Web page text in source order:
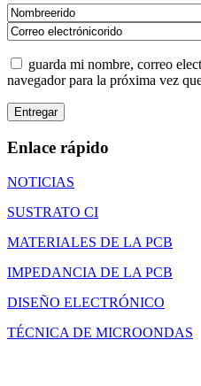
guarda mi nombre, correo
navegador para la próxima vez
Enlace rápido
NOTICIAS
SUSTRATO CI
MATERIALES DE LA PCB
IMPEDANCIA DE LA PCB
DISEÑO ELECTRÓNICO
TÉCNICA DE MICROONDAS